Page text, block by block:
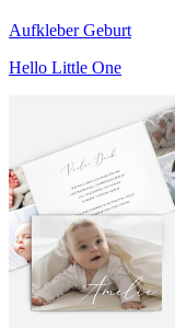
Aufkleber Geburt
Hello Little One